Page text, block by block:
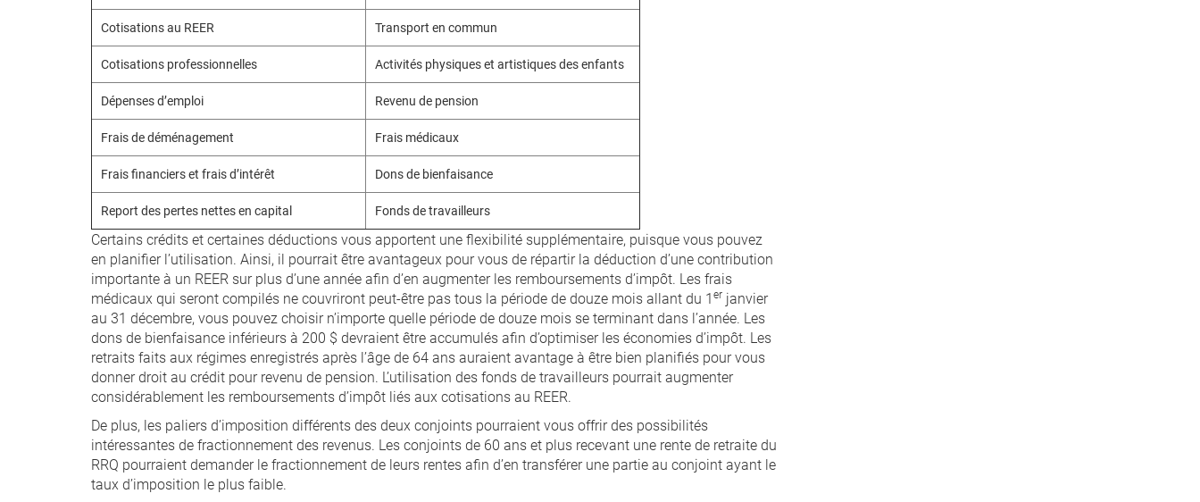
Cotisations au REER Transport en commun
Cotisations professionnelles Activités physiques et artistiques des enfants
Dépenses d’emploi Revenu de pension
Frais de déménagement Frais médicaux
Frais financiers et frais d’intérêt Dons de bienfaisance
Report des pertes nettes en capital Fonds de travailleurs
Certains crédits et certaines déductions vous apportent une flexibilité supplémentaire, puisque vous pouvez
en planifier l’utilisation. Ainsi, il pourrait être avantageux pour vous de répartir la déduction d’une contribution
importante à un REER sur plus d’une année afin d’en augmenter les remboursements d’impôt. Les frais
médicaux qui seront compilés ne couvriront peut-être pas tous la période de douze mois allant du 1er janvier
au 31 décembre, vous pouvez choisir n’importe quelle période de douze mois se terminant dans l’année. Les
dons de bienfaisance inférieurs à 200 $ devraient être accumulés afin d’optimiser les économies d’impôt. Les
retraits faits aux régimes enregistrés après l’âge de 64 ans auraient avantage à être bien planifiés pour vous
donner droit au crédit pour revenu de pension. L’utilisation des fonds de travailleurs pourrait augmenter
considérablement les remboursements d’impôt liés aux cotisations au REER.
De plus, les paliers d’imposition différents des deux conjoints pourraient vous offrir des possibilités
intéressantes de fractionnement des revenus. Les conjoints de 60 ans et plus recevant une rente de retraite du
RRQ pourraient demander le fractionnement de leurs rentes afin d’en transférer une partie au conjoint ayant le
taux d’imposition le plus faible.